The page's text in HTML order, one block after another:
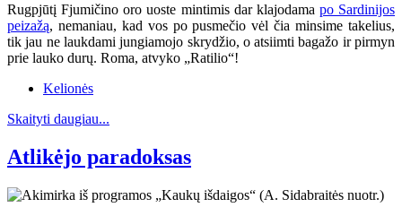
Rugpjūtį Fjumičino oro uoste mintimis dar klajodama po Sardinijos
peizažą, nemaniau, kad vos po pusmečio vėl čia minsime takelius,
tik jau ne laukdami jungiamojo skrydžio, o atsiimti bagažo ir pirmyn
prie lauko durų. Roma, atvyko „Ratilio“!
Kelionės
Skaityti daugiau...
Atlikėjo paradoksas